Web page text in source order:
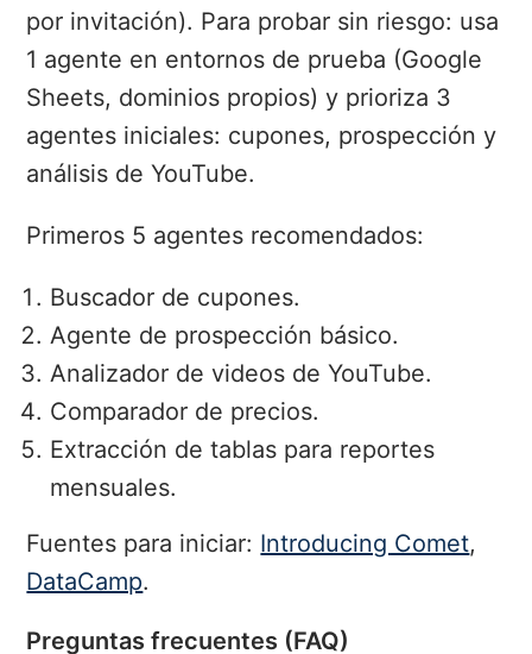
por invitación). Para probar sin riesgo: usa
1 agente en entornos de prueba (Google
Sheets, dominios propios) y prioriza 3
agentes iniciales: cupones, prospección y
análisis de YouTube.
Primeros 5 agentes recomendados:
Buscador de cupones.
Agente de prospección básico.
Analizador de videos de YouTube.
Comparador de precios.
Extracción de tablas para reportes
mensuales.
Fuentes para iniciar: Introducing Comet,
DataCamp.
Preguntas frecuentes (FAQ)